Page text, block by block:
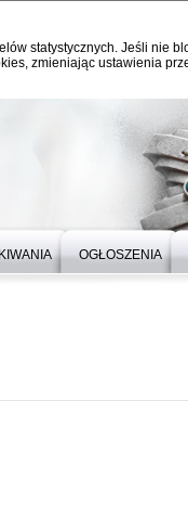
statystycznych. Jeśli nie
zmieniając ustawienia
OGŁOSZENIA